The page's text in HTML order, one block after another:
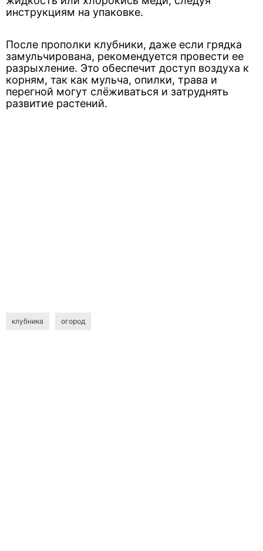
инструкциям на упаковке.
После прополки клубники, даже если грядка
замульчирована, рекомендуется провести ее
разрыхление. Это обеспечит доступ воздуха к
корням, так как мульча, опилки, трава и
перегной могут слёживаться и затруднять
развитие растений.
клубника огород